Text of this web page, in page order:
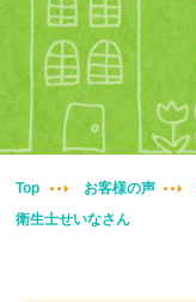
産後骨盤矯正
妊婦整体
頭痛・肩こり
腰痛・膝痛
Top お客様の声
衛生士せいなさん